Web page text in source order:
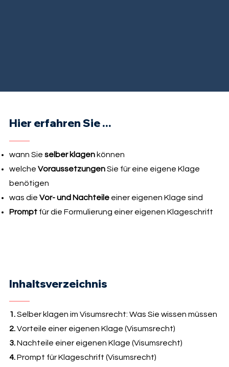
Hier erfahren Sie ...
wann Sie selber klagenkönnen
welche VoraussetzungenSie für eine eigene Klage
benötigen
was die Vor- und Nachteileeiner eigenen Klage sind
Promptfür die Formulierung einer eigenen Klageschrift
Inhaltsverzeichnis
1.Selber klagen im Visumsrecht: Was Sie wissen müssen
2.Vorteile einer eigenen Klage (Visumsrecht)
3.Nachteile einer eigenen Klage (Visumsrecht)
4.Prompt für Klageschrift (Visumsrecht)